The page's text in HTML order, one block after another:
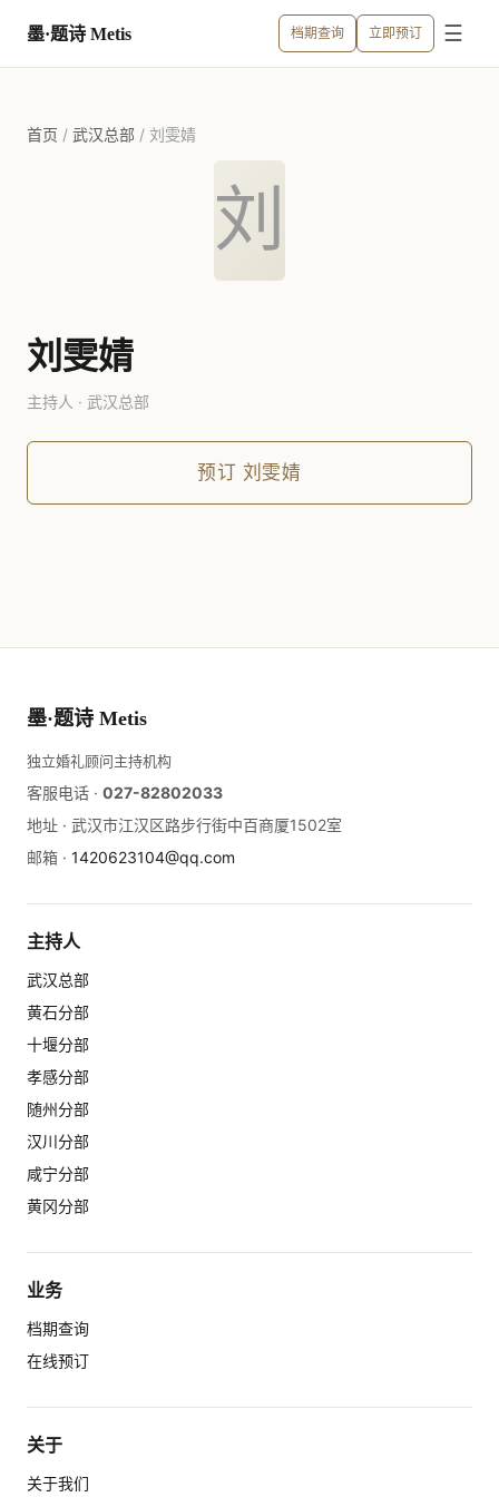
墨·题诗 Metis 档期查询 立即预订 ☰
首页 / 武汉总部 / 刘雯婧
刘
刘雯婧
主持人 · 武汉总部
预订 刘雯婧
墨·题诗 Metis
独立婚礼顾问主持机构
客服电话 · 027-82802033
地址 · 武汉市江汉区路步行街中百商厦1502室
邮箱 · 1420623104@qq.com
主持人
武汉总部
黄石分部
十堰分部
孝感分部
随州分部
汉川分部
咸宁分部
黄冈分部
业务
档期查询
在线预订
关于
关于我们